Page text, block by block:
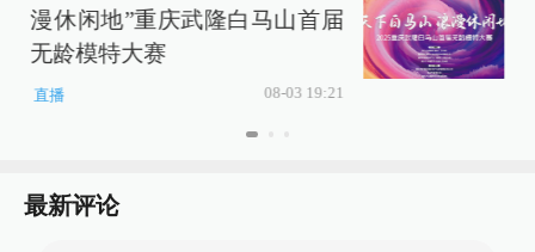
漫休闲地”重庆武隆白马山首届
无龄模特大赛
直播 08-03 19:21
最新评论